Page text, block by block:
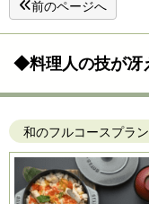
前のページへ
◆料理人の技が冴
和のフルコースプラン